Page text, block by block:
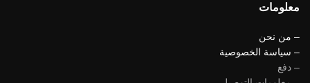
معلومات
– من نحن
– سياسة الخصوصية
– دفع